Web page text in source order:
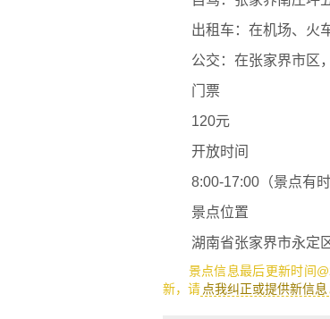
出租车：在机场、火车
公交：在张家界市区，
门票
120元
开放时间
8:00-17:00（景点有时
景点位置
湖南省张家界市永定
景点信息最后更新时间
新，请 点我纠正或提供新信息